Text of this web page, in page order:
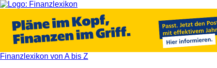
Finanzlexikon von A bis Z